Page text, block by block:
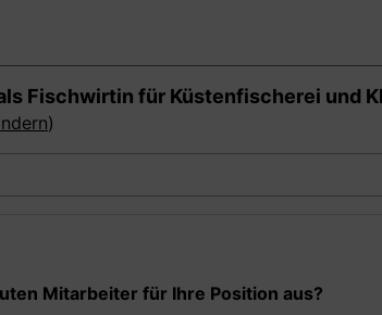
Fischwirtin für Küstenfischerei und
)
Mitarbeiter für Ihre Position aus?